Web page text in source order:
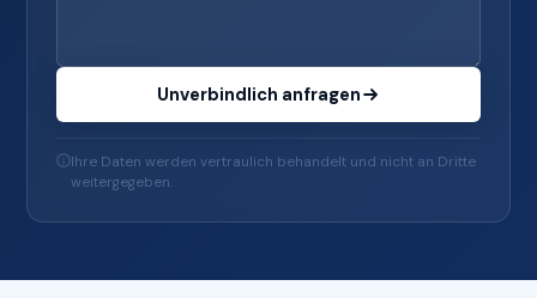
Unverbindlich anfragen
Ihre Daten werden vertraulich behandelt und nicht an Dritte
weitergegeben.